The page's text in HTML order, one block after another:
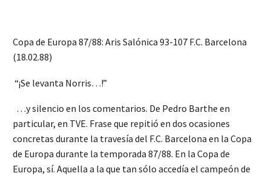
Copa de Europa 87/88: Aris Salónica 93-107 F.C. Barcelona
(18.02.88)
“¡Se levanta Norris…!”
…y silencio en los comentarios. De Pedro Barthe en
particular, en TVE. Frase que repitió en dos ocasiones
concretas durante la travesía del F.C. Barcelona en la Copa
de Europa durante la temporada 87/88. En la Copa de
Europa, sí. Aquella a la que tan sólo accedía el campeón de